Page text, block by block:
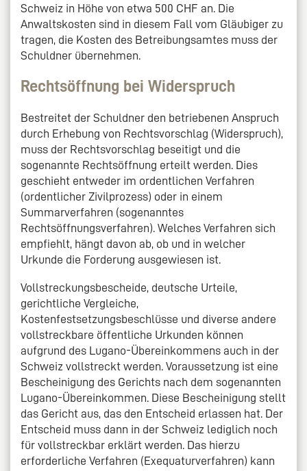
Schweiz in Höhe von etwa 500 CHF an. Die
Anwaltskosten sind in diesem Fall vom Gläubiger zu
tragen, die Kosten des Betreibungsamtes muss der
Schuldner übernehmen.
Rechtsöffnung bei Widerspruch
Bestreitet der Schuldner den betriebenen Anspruch
durch Erhebung von Rechtsvorschlag (Widerspruch),
muss der Rechtsvorschlag beseitigt und die
sogenannte Rechtsöffnung erteilt werden. Dies
geschieht entweder im ordentlichen Verfahren
(ordentlicher Zivilprozess) oder in einem
Summarverfahren (sogenanntes
Rechtsöffnungsverfahren). Welches Verfahren sich
empfiehlt, hängt davon ab, ob und in welcher
Urkunde die Forderung ausgewiesen ist.
Vollstreckungsbescheide, deutsche Urteile,
gerichtliche Vergleiche,
Kostenfestsetzungsbeschlüsse und diverse andere
vollstreckbare öffentliche Urkunden können
aufgrund des Lugano-Übereinkommens auch in der
Schweiz vollstreckt werden. Voraussetzung ist eine
Bescheinigung des Gerichts nach dem sogenannten
Lugano-Übereinkommen. Diese Bescheinigung stellt
das Gericht aus, das den Entscheid erlassen hat. Der
Entscheid muss dann in der Schweiz lediglich noch
für vollstreckbar erklärt werden. Das hierzu
erforderliche Verfahren (Exequaturverfahren) kann